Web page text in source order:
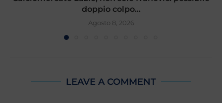
doppio colpo...
Agosto 8, 2026
LEAVE A COMMENT